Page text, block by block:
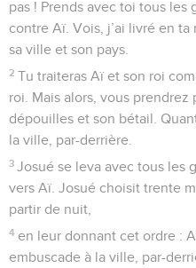
pas ! Prends avec toi tous
contre Aï. Vois, j’ai livré en
sa ville et son pays.
2 Tu traiteras Aï et son roi
roi. Mais alors, vous
dépouilles et son bétail.
la ville, par-derrière.
3 Josué se leva avec tous les
vers Aï. Josué choisit trente
partir de nuit,
4 en leur donnant cet ordre :
embuscade à la ville, par-